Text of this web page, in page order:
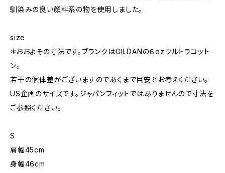
馴染みの良い顔料系の物を使用しました。
size
＊おおよその寸法です。ブランクはGILDANの６ozウルトラコット
ン。
若干の個体差がございますのであくまで目安とお考えください。
US企画のサイズです。ジャパンフィットではありませんので寸法を
ご参照ください。
S
肩幅45cm
身幅46cm